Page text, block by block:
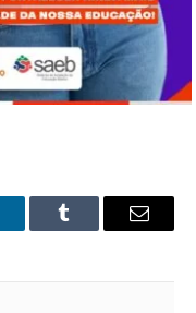
Tumblr Email